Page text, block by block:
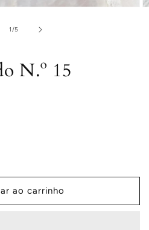
1/de
5
N.º 15
ao carrinho